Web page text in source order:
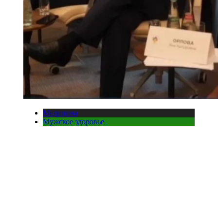
Медицина
Мужское здоровье